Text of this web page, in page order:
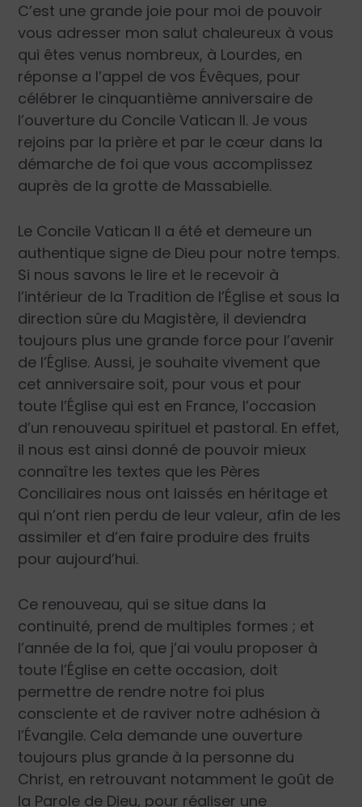
C’est une grande joie pour moi de pouvoir
vous adresser mon salut chaleureux à vous
qui êtes venus nombreux, à Lourdes, en
réponse a l’appel de vos Évêques, pour
célébrer le cinquantième anniversaire de
l’ouverture du Concile Vatican II. Je vous
rejoins par la prière et par le cœur dans la
démarche de foi que vous accomplissez
auprès de la grotte de Massabielle.
Le Concile Vatican II a été et demeure un
authentique signe de Dieu pour notre temps.
Si nous savons le lire et le recevoir à
l’intérieur de la Tradition de l’Église et sous la
direction sûre du Magistère, il deviendra
toujours plus une grande force pour l’avenir
de l’Église. Aussi, je souhaite vivement que
cet anniversaire soit, pour vous et pour
toute l’Église qui est en France, l’occasion
d’un renouveau spirituel et pastoral. En effet,
il nous est ainsi donné de pouvoir mieux
connaître les textes que les Pères
Conciliaires nous ont laissés en héritage et
qui n’ont rien perdu de leur valeur, afin de les
assimiler et d’en faire produire des fruits
pour aujourd’hui.
Ce renouveau, qui se situe dans la
continuité, prend de multiples formes ; et
l’année de la foi, que j’ai voulu proposer à
toute l’Église en cette occasion, doit
permettre de rendre notre foi plus
consciente et de raviver notre adhésion à
l’Évangile. Cela demande une ouverture
toujours plus grande à la personne du
Christ, en retrouvant notamment le goût de
la Parole de Dieu, pour réaliser une